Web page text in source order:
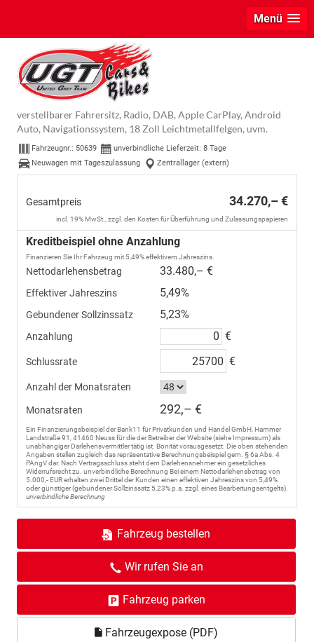
Menü
Fiat 600La Prima Hybrid 1.2 T3 107 kW (145 PS) DCT
Klimaautomatik, Massagesitz, Sitzheizung, elektrisch
verstellbarer Fahrersitz, Radio, DAB, Apple CarPlay, Android
Auto, Navigationssystem, 18 Zoll Leichtmetallfelgen, uvm.
Fahrzeugnr.: 50639 unverbindliche Lieferzeit: 8 Tage
Neuwagen mit Tageszulassung
Zentrallager (extern)
Gesamtpreis 34.270,– €
incl. 19% MwSt., zzgl. den Kosten für Überführung und Zulassungspapieren
Kreditbeispiel ohne Anzahlung
Finanzieren Sie Ihr Fahrzeug mit 5,49% effektivem Jahreszins.
Nettodarlehensbetrag 33.480,– €
Effektiver Jahreszins 5,49%
Gebundener Sollzinssatz 5,23%
Anzahlung €
Schlussrate €
Anzahl der Monatsraten
Monatsraten 292,– €
Ein Finanzierungsbeispiel der Bank11 für Privatkunden und Handel GmbH, Hammer
Landstraße 91, 41460 Neuss für die der Betreiber der Website (siehe Impressum) als
unabhängiger Darlehensvermittler tätig ist. Bonität vorausgesetzt. Die oben stehenden
Angaben stellen zugleich das repräsentative Berechnungsbeispiel gem. § 6a Abs. 4
PAngV dar. Nach Vertragsschluss steht dem Darlehensnehmer ein gesetzliches
Widerrufsrecht zu. unverbindliche Berechnung Bei einem Nettodarlehensbetrag von
5.000,- EUR erhalten zwei Drittel der Kunden einen effektiven Jahreszins von 5,49%
oder günstiger (gebundener Sollzinssatz 5,23% p.a. zzgl. eines Bearbeitungsentgelts).
unverbindliche Berechnung
Fahrzeug bestellen
Wir rufen Sie an
Fahrzeug parken
Fahrzeugexpose (PDF)